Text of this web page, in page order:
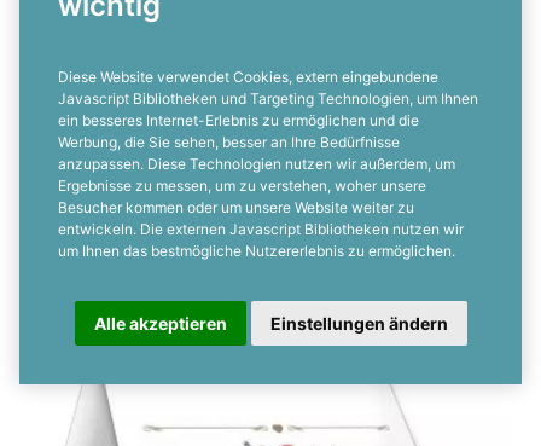
Diese Website verwendet Cookies, extern eingebundene
Javascript Bibliotheken und Targeting Technologien, um Ihnen
ein besseres Internet-Erlebnis zu ermöglichen und die
Werbung, die Sie sehen, besser an Ihre Bedürfnisse
anzupassen. Diese Technologien nutzen wir außerdem, um
Ergebnisse zu messen, um zu verstehen, woher unsere
Besucher kommen oder um unsere Website weiter zu
entwickeln. Die externen Javascript Bibliotheken nutzen wir
um Ihnen das bestmögliche Nutzererlebnis zu ermöglichen.
Alle akzeptieren Einstellungen ändern
Vintage Tischkarten zur Hochzeit mit